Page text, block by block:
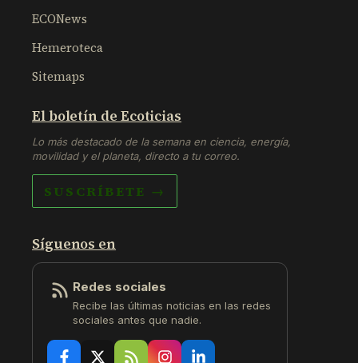
ECONews
Hemeroteca
Sitemaps
El boletín de Ecoticias
Lo más destacado de la semana en ciencia, energía,
movilidad y el planeta, directo a tu correo.
SUSCRÍBETE →
Síguenos en
Redes sociales
Recibe las últimas noticias en las redes
sociales antes que nadie.